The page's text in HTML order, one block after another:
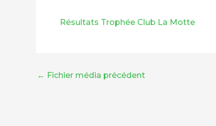
Résultats Trophée Club La Motte
← Fichier média précédent